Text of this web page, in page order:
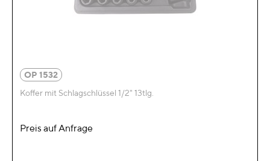
OP 1532
Koffer mit Schlagschlüssel 1/2" 13tlg.
Preis auf Anfrage